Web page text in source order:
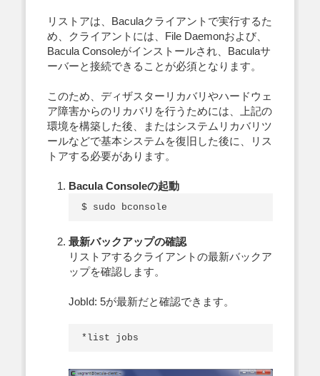
リストアは、Baculaクライアントで実行するた
め、クライアントには、File Daemonおよび、
Bacula Consoleがインストールされ、Baculaサ
ーバーと接続できることが必須となります。
このため、ディザスターリカバリやハードウェ
ア障害からのリカバリを行うためには、上記の
環境を構築した後、またはシステムリカバリツ
ールなどで基本システムを復旧した後に、リス
トアする必要があります。
Bacula Consoleの起動
最新バックアップの確認
リストアするクライアントの最新バックア
ップを確認します。
JobId: 5が最新だと確認できます。